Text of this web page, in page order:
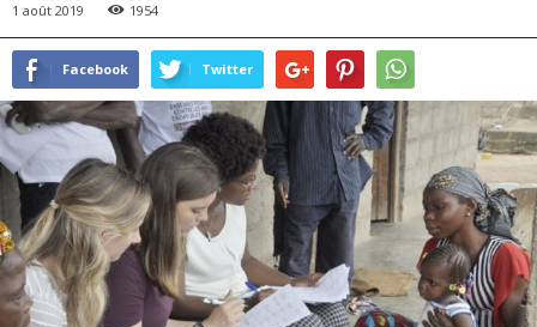
1 août 2019 1954
Facebook Twitter